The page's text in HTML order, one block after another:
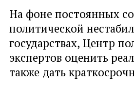
На фоне постоянных
политической
государствах, Центр
экспертов оценить
также дать